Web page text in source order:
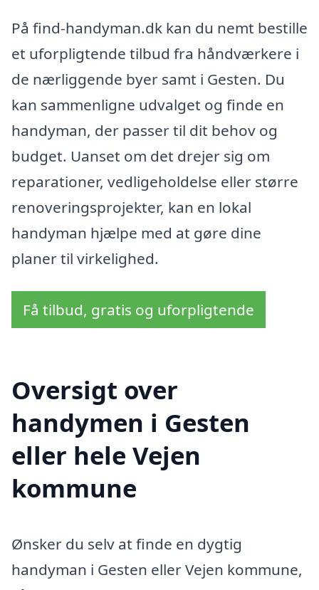
På find-handyman.dk kan du nemt bestille
et uforpligtende tilbud fra håndværkere i
de nærliggende byer samt i Gesten. Du
kan sammenligne udvalget og finde en
handyman, der passer til dit behov og
budget. Uanset om det drejer sig om
reparationer, vedligeholdelse eller større
renoveringsprojekter, kan en lokal
handyman hjælpe med at gøre dine
planer til virkelighed.
Få tilbud, gratis og uforpligtende
Oversigt over
handymen i Gesten
eller hele Vejen
kommune
Ønsker du selv at finde en dygtig
handyman i Gesten eller Vejen kommune,